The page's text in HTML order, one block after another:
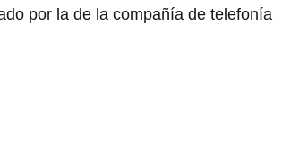
por la de la compañía de telefonía